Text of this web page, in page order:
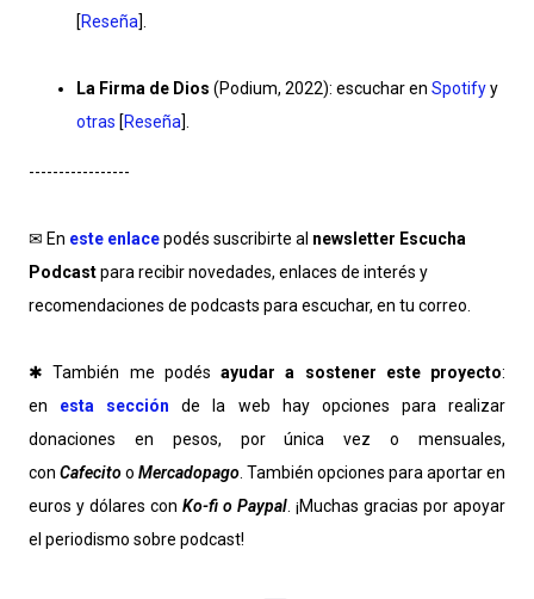
[Reseña].
La Firma de Dios (Podium, 2022): escuchar en Spotifyy
otras [Reseña].
-----------------
✉ En este enlacepodés suscribirte al newsletter Escucha
Podcastpara recibir novedades, enlaces de interés y
recomendaciones de podcasts para escuchar, en tu correo.
✱ También me podés ayudar a sostener este proyecto:
en esta sección de la web hay opciones para realizar
donaciones en pesos, por única vez o mensuales,
con Cafecitoo Mercadopago. También opciones para aportar en
euros y dólares con Ko-fi o Paypal. ¡Muchas gracias por apoyar
el periodismo sobre podcast!